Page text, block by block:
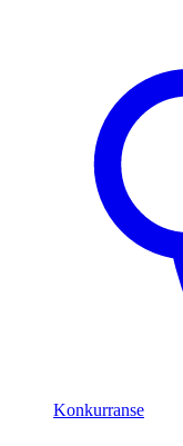
Konkurranse